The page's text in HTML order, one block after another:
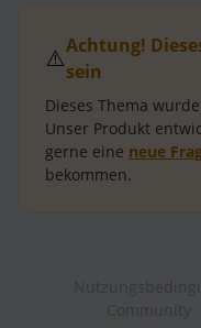
⚠️Achtung!
sein
Dieses Thema
Unser Produkt
gerne eine neue
bekommen.